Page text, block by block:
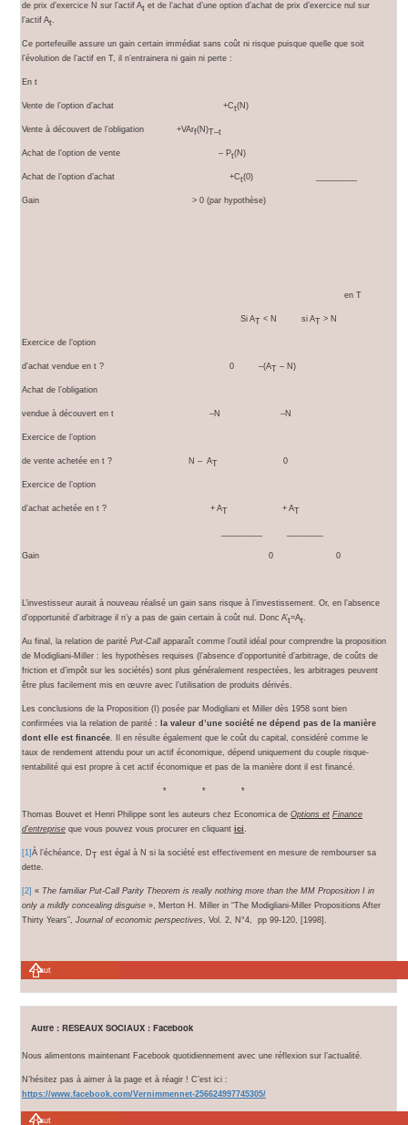
de prix d’exercice N sur l’actif At et de l’achat d’une option d’achat de prix d’exercice nul sur
l’actif At.
Ce portefeuille assure un gain certain immédiat sans coût ni risque puisque quelle que soit
l’évolution de l’actif en T, il n’entrainera ni gain ni perte :
En t
Vente de l’option d’achat +Ct(N)
Vente à découvert de l’obligation +VArf(N)T–t
Achat de l’option de vente – Pt(N)
Achat de l’option d’achat +Ct(0) _________
Gain > 0 (par hypothèse)
en T
Si AT < N si AT > N
Exercice de l’option
d’achat vendue en t ? 0 –(AT – N)
Achat de l’obligation
vendue à découvert en t –N –N
Exercice de l’option
de vente achetée en t ? N – AT 0
Exercice de l’option
d’achat achetée en t ? + AT + AT
Gain 0 0
L’investisseur aurait à nouveau réalisé un gain sans risque à l’investissement. Or, en l’absence
d’opportunité d’arbitrage il n’y a pas de gain certain à coût nul. Donc A’t=At.
Au final, la relation de parité Put-Call apparaît comme l’outil idéal pour comprendre la proposition
de Modigliani-Miller : les hypothèses requises (l’absence d’opportunité d’arbitrage, de coûts de
friction et d’impôt sur les sociétés) sont plus généralement respectées, les arbitrages peuvent
être plus facilement mis en œuvre avec l’utilisation de produits dérivés.
Les conclusions de la Proposition (I) posée par Modigliani et Miller dès 1958 sont bien
confirmées via la relation de parité :
la valeur d’une société ne dépend pas de la manière
dont elle est financée. Il en résulte également que le coût du capital, considéré comme le
taux de rendement attendu pour un actif économique, dépend uniquement du couple risque-
rentabilité qui est propre à cet actif économique et pas de la manière dont il est financé.
* * *
Thomas Bouvet et Henri Philippe sont les auteurs chez Economica de Options et Finance
d’entreprise que vous pouvez vous procurer en cliquant ici.
[1] À l’échéance, DT est égal à N si la société est effectivement en mesure de rembourser sa
dette.
[2] « The familiar Put-Call Parity Theorem is really nothing more than the MM Proposition I in
only a mildly concealing disguise », Merton H. Miller in “The Modigliani-Miller Propositions After
Thirty Years”, Journal of economic perspectives, Vol. 2, N°4, pp 99-120, [1998].
Haut
Autre : RESEAUX SOCIAUX : Facebook
Nous alimentons maintenant Facebook quotidiennement avec une réflexion sur l’actualité.
N’hésitez pas à aimer à la page et à réagir ! C’est ici :
https://www.facebook.com/Vernimmennet-256624997745305/
Haut